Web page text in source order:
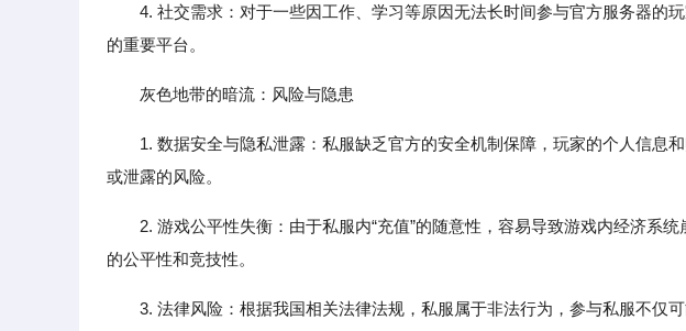
4. 社交需求：对于一些因工作、学习等原因无法长时间参与官方服务器的
的重要平台。
灰色地带的暗流：风险与隐患
1. 数据安全与隐私泄露：私服缺乏官方的安全机制保障，玩家的个人信息
或泄露的风险。
2. 游戏公平性失衡：由于私服内“充值”的随意性，容易导致游戏内经济系
的公平性和竞技性。
3. 法律风险：根据我国相关法律法规，私服属于非法行为，参与私服不仅